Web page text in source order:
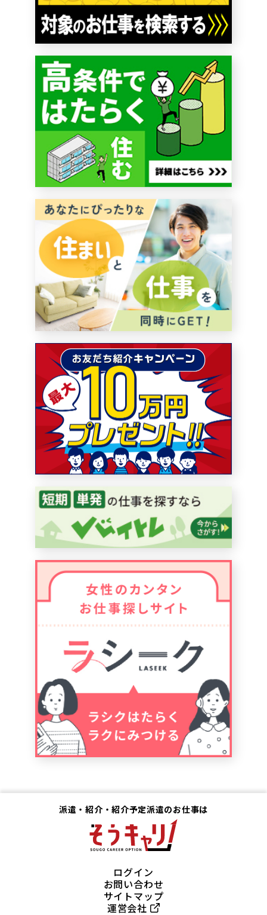
派遣・紹介・紹介予定派遣のお仕事は
ログイン
お問い合わせ
サイトマップ
運営会社